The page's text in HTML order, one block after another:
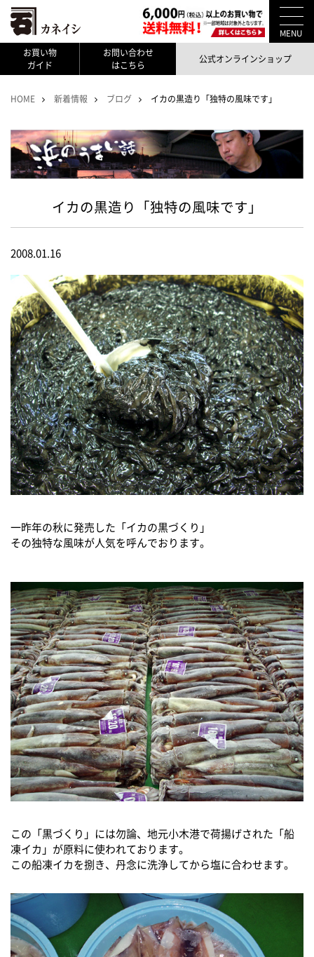
MENU
お買い物
ガイド
お問い合わせ
はこちら
公式オンラインショップ
HOME 新着情報 ブログ イカの黒造り「独特の風味です」
イカの黒造り「独特の風味です」
2008.01.16
一昨年の秋に発売した「イカの黒づくり」
その独特な風味が人気を呼んでおります。
この「黒づくり」には勿論、地元小木港で荷揚げされた「船
凍イカ」が原料に使われております。
この船凍イカを捌き、丹念に洗浄してから塩に合わせます。